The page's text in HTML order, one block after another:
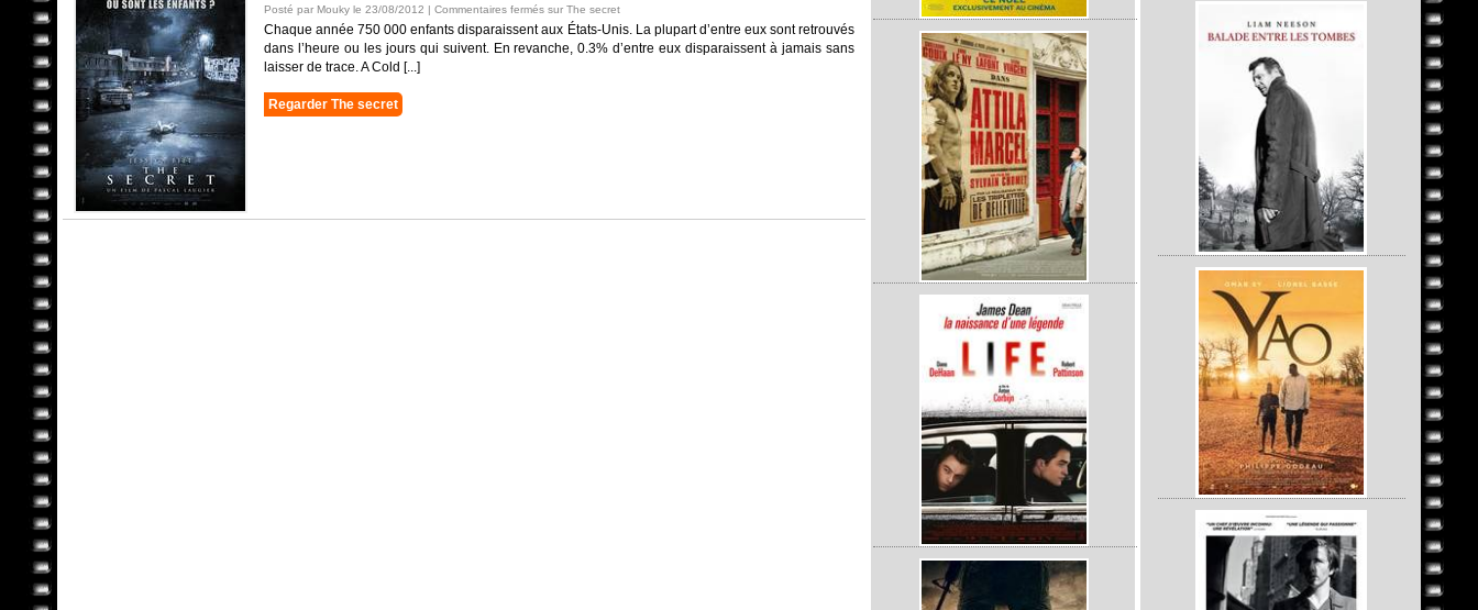
Posté par Mouky le 23/08/2012 | Commentaires fermés sur The secret
Chaque année 750 000 enfants disparaissent aux États-Unis. La plupart d’entre eux sont retrouvés
dans l’heure ou les jours qui suivent. En revanche, 0.3% d’entre eux disparaissent à jamais sans
laisser de trace. A Cold [...]
Regarder The secret